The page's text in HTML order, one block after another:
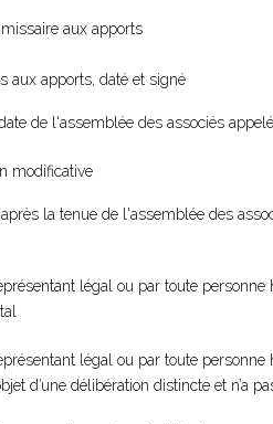
aux apports
aux apports, daté et signé
de l'assemblée des associés
modificative
la tenue de l'assemblée des
légal ou par toute personne
légal ou par toute
d’une délibération distincte et n’a